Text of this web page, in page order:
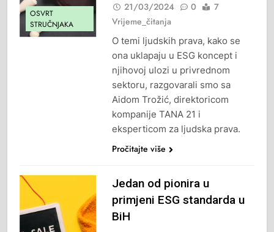
OSVRT
STRUČNJAKA
21/03/2024 0
7
Vrijeme_čitanja
O temi ljudskih prava, kako se
ona uklapaju u ESG koncept i
njihovoj ulozi u privrednom
sektoru, razgovarali smo sa
Aidom Trožić, direktoricom
kompanije TANA 21 i
eksperticom za ljudska prava.
Pročitajte više
Jedan od pionira u
primjeni ESG standarda u
BiH